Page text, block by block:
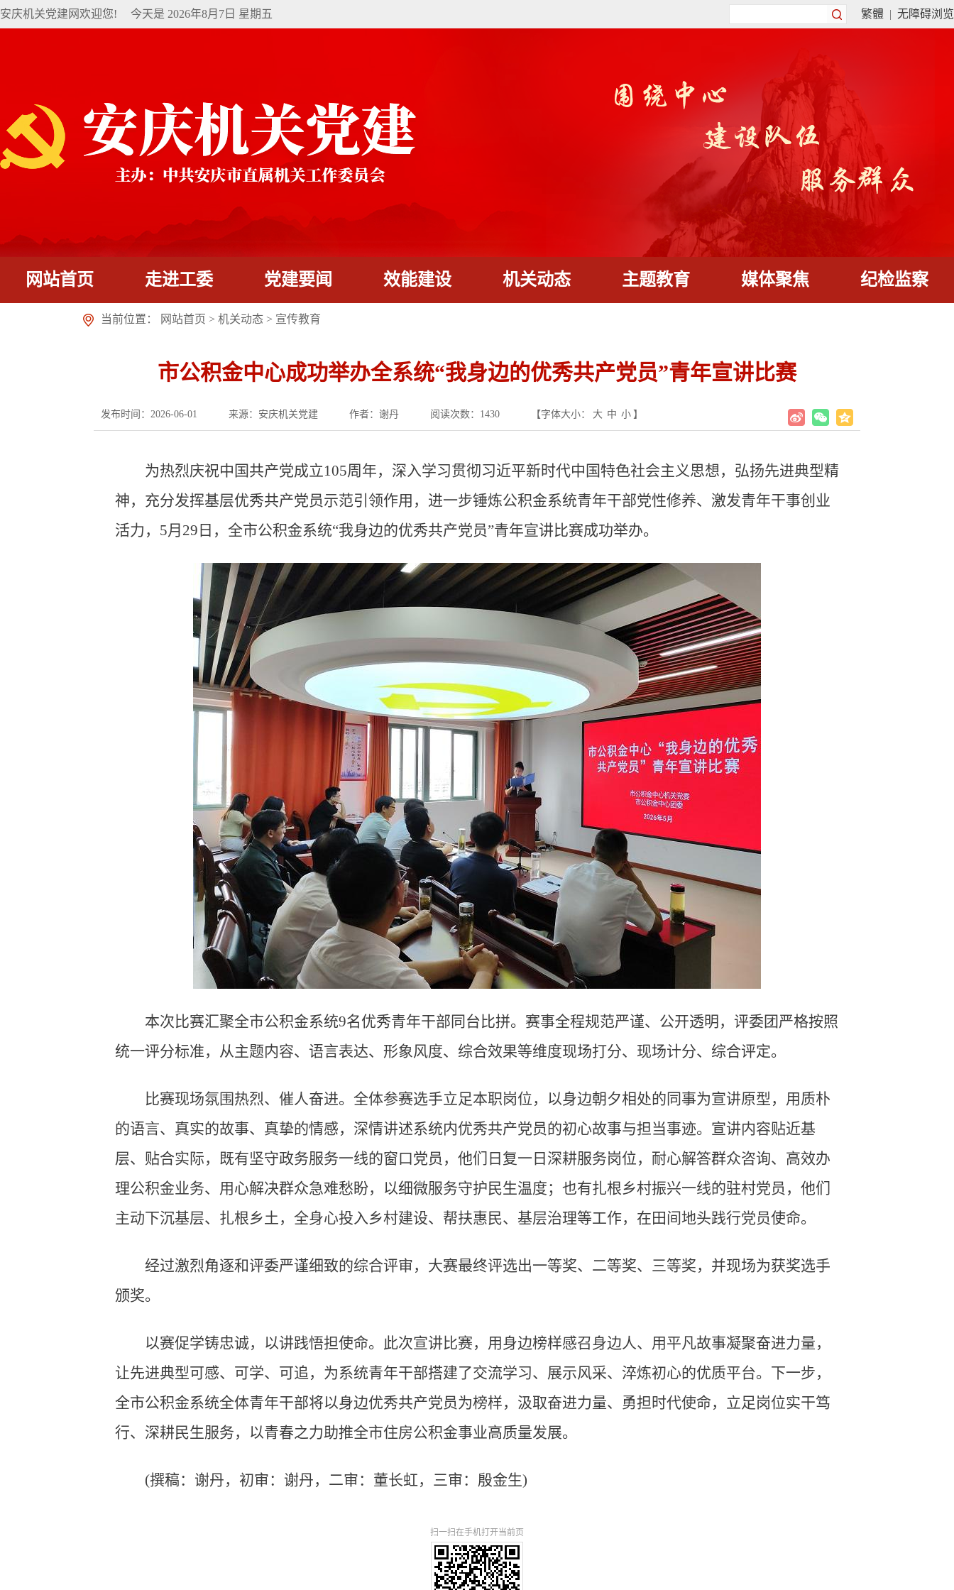
安庆机关党建网欢迎您! 今天是 2026年8月7日 星期五 繁體 | 无障碍浏览
网站首页 走进工委 党建要闻 效能建设 机关动态 主题教育 媒体聚焦 纪检监察
当前位置： 网站首页 > 机关动态 > 宣传教育
市公积金中心成功举办全系统“我身边的优秀共产党员”青年宣讲比赛
发布时间：2026-06-01 来源：安庆机关党建 作者：谢丹 阅读次数： 1430 【字体大小： 大 中 小 】
为热烈庆祝中国共产党成立105周年，深入学习贯彻习近平新时代中国特色社会主义思想，弘扬先进典型精
神，充分发挥基层优秀共产党员示范引领作用，进一步锤炼公积金系统青年干部党性修养、激发青年干事创业
活力，5月29日，全市公积金系统“我身边的优秀共产党员”青年宣讲比赛成功举办。
本次比赛汇聚全市公积金系统9名优秀青年干部同台比拼。赛事全程规范严谨、公开透明，评委团严格按照
统一评分标准，从主题内容、语言表达、形象风度、综合效果等维度现场打分、现场计分、综合评定。
比赛现场氛围热烈、催人奋进。全体参赛选手立足本职岗位，以身边朝夕相处的同事为宣讲原型，用质朴
的语言、真实的故事、真挚的情感，深情讲述系统内优秀共产党员的初心故事与担当事迹。宣讲内容贴近基
层、贴合实际，既有坚守政务服务一线的窗口党员，他们日复一日深耕服务岗位，耐心解答群众咨询、高效办
理公积金业务、用心解决群众急难愁盼，以细微服务守护民生温度；也有扎根乡村振兴一线的驻村党员，他们
主动下沉基层、扎根乡土，全身心投入乡村建设、帮扶惠民、基层治理等工作，在田间地头践行党员使命。
经过激烈角逐和评委严谨细致的综合评审，大赛最终评选出一等奖、二等奖、三等奖，并现场为获奖选手
颁奖。
以赛促学铸忠诚，以讲践悟担使命。此次宣讲比赛，用身边榜样感召身边人、用平凡故事凝聚奋进力量，
让先进典型可感、可学、可追，为系统青年干部搭建了交流学习、展示风采、淬炼初心的优质平台。下一步，
全市公积金系统全体青年干部将以身边优秀共产党员为榜样，汲取奋进力量、勇担时代使命，立足岗位实干笃
行、深耕民生服务，以青春之力助推全市住房公积金事业高质量发展。
(撰稿：谢丹，初审：谢丹，二审：董长虹，三审：殷金生)
扫一扫在手机打开当前页